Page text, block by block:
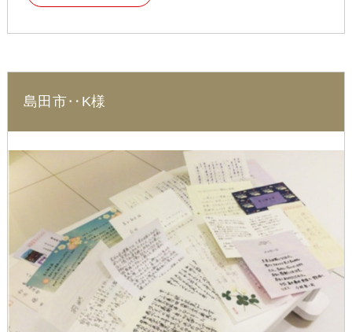
島田市‥K様